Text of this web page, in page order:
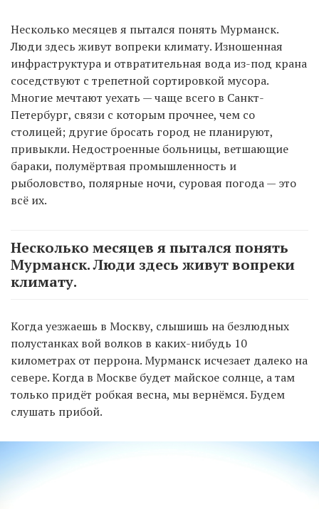
Несколько месяцев я пытался понять Мурманск.
Люди здесь живут вопреки климату. Изношенная
инфраструктура и отвратительная вода из-под крана
соседствуют с трепетной сортировкой мусора.
Многие мечтают уехать — чаще всего в Санкт-
Петербург, связи с которым прочнее, чем со
столицей; другие бросать город не планируют,
привыкли. Недостроенные больницы, ветшающие
бараки, полумёртвая промышленность и
рыболовство, полярные ночи, суровая погода — это
всё их.
Несколько месяцев я пытался понять
Мурманск. Люди здесь живут вопреки
климату.
Когда уезжаешь в Москву, слышишь на безлюдных
полустанках вой волков в каких-нибудь 10
километрах от перрона. Мурманск исчезает далеко на
севере. Когда в Москве будет майское солнце, а там
только придёт робкая весна, мы вернёмся. Будем
слушать прибой.